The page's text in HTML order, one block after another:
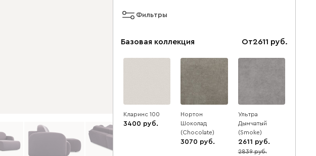
Фильтры
Базовая коллекция От2611
Кларинс 100
3400
Нортон
Шоколад
(Chocolate)
3070
Ультра
Дымчатый
(Smoke)
2611
8
2839